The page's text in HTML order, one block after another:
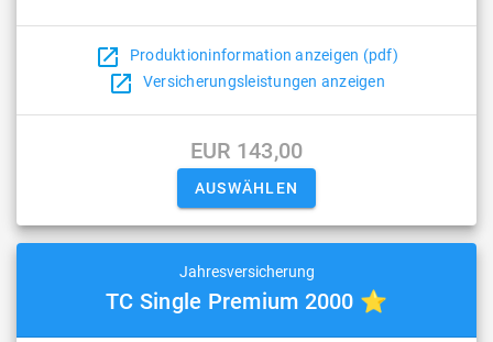
open_in_new Produktioninformation anzeigen (pdf)
open_in_new Versicherungsleistungen anzeigen
EUR 143,00
Jahresversicherung
TC Single Premium 2000 ⭐